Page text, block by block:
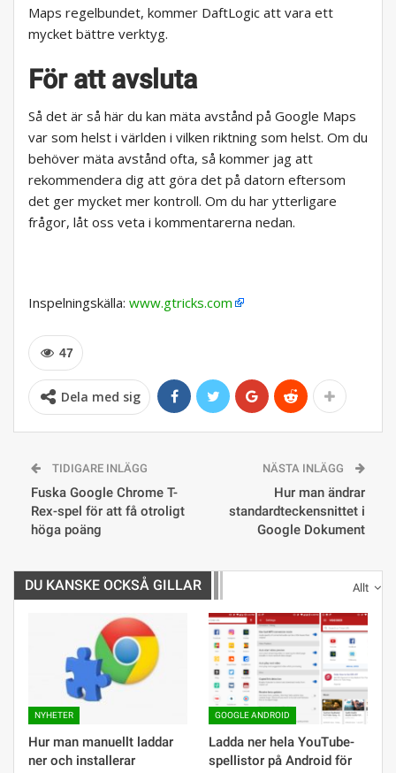
Maps regelbundet, kommer DaftLogic att vara ett
mycket bättre verktyg.
För att avsluta
Så det är så här du kan mäta avstånd på Google Maps
var som helst i världen i vilken riktning som helst. Om du
behöver mäta avstånd ofta, så kommer jag att
rekommendera dig att göra det på datorn eftersom
det ger mycket mer kontroll. Om du har ytterligare
frågor, låt oss veta i kommentarerna nedan.
Inspelningskälla: www.gtricks.com
47
Dela med sig
TIDIGARE INLÄGG
Fuska Google Chrome T-
Rex-spel för att få otroligt
höga poäng
NÄSTA INLÄGG
Hur man ändrar
standardteckensnittet i
Google Dokument
Allt
DU KANSKE OCKSÅ GILLAR
NYHETER
Hur man manuellt laddar
ner och installerar
GOOGLE ANDROID
Ladda ner hela YouTube-
spellistor på Android för